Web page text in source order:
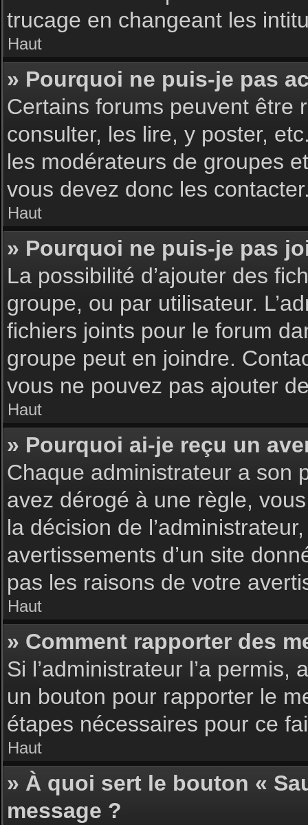
trucage en changeant les
Haut
» Pourquoi ne puis-je pas
Certains forums peuvent être
consulter, les lire, y poster,
les modérateurs de groupes
vous devez donc les
Haut
» Pourquoi ne puis-je pas
La possibilité d’ajouter des
groupe, ou par utilisateur.
fichiers joints pour le forum
groupe peut en joindre.
vous ne pouvez pas ajouter
Haut
» Pourquoi ai-je reçu un
Chaque administrateur a son
avez dérogé à une règle,
la décision de
avertissements d’un site
pas les raisons de votre
Haut
» Comment rapporter des
Si l’administrateur l’a
un bouton pour rapporter le
étapes nécessaires pour ce
Haut
» À quoi sert le bouton «
message ?